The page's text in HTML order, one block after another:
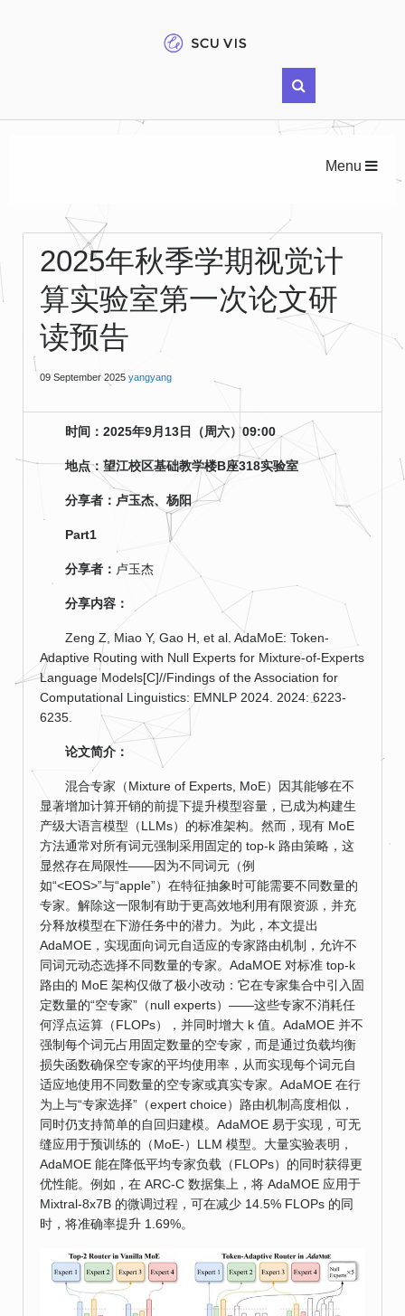
Menu
2025年秋季学期视觉计
算实验室第一次论文研
读预告
09 September 2025 yangyang
时间：2025年9月13日（周六）09:00
地点：望江校区基础教学楼B座318实验室
分享者：卢玉杰、杨阳
Part1
分享者： 卢玉杰
分享内容：
Zeng Z, Miao Y, Gao H, et al. AdaMoE: Token-
Adaptive Routing with Null Experts for Mixture-of-Experts
Language Models[C]//Findings of the Association for
Computational Linguistics: EMNLP 2024. 2024: 6223-
6235.
论文简介：
混合专家（Mixture of Experts, MoE）因其能够在不
显著增加计算开销的前提下提升模型容量，已成为构建生
产级大语言模型（LLMs）的标准架构。然而，现有 MoE
方法通常对所有词元强制采用固定的 top-k 路由策略，这
显然存在局限性——因为不同词元（例
如“<EOS>”与“apple”）在特征抽象时可能需要不同数量的
专家。解除这一限制有助于更高效地利用有限资源，并充
分释放模型在下游任务中的潜力。为此，本文提出
AdaMOE，实现面向词元自适应的专家路由机制，允许不
同词元动态选择不同数量的专家。AdaMOE 对标准 top-k
路由的 MoE 架构仅做了极小改动：它在专家集合中引入固
定数量的“空专家”（null experts）——这些专家不消耗任
何浮点运算（FLOPs），并同时增大 k 值。AdaMOE 并不
强制每个词元占用固定数量的空专家，而是通过负载均衡
损失函数确保空专家的平均使用率，从而实现每个词元自
适应地使用不同数量的空专家或真实专家。AdaMOE 在行
为上与“专家选择”（expert choice）路由机制高度相似，
同时仍支持简单的自回归建模。AdaMOE 易于实现，可无
缝应用于预训练的（MoE-）LLM 模型。大量实验表明，
AdaMOE 能在降低平均专家负载（FLOPs）的同时获得更
优性能。例如，在 ARC-C 数据集上，将 AdaMOE 应用于
Mixtral-8x7B 的微调过程，可在减少 14.5% FLOPs 的同
时，将准确率提升 1.69%。